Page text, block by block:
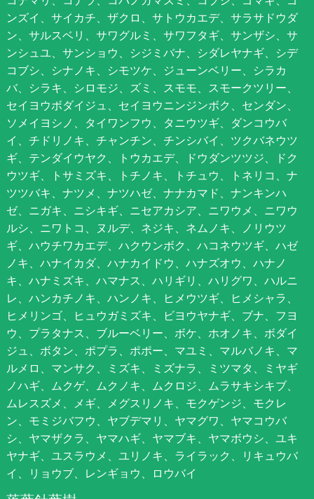
ンズイ、サイカチ、ザクロ、サトウカエデ、サラサドウダ
ン、サルスベリ、サワグルミ、サワフタギ、サンザシ、サ
ンシュユ、サンショウ、シジミバナ、シダレヤナギ、シデ
コブシ、シナノキ、シモツケ、ジューンベリー、シラカ
バ、シラキ、シロモジ、ズミ、スモモ、スモークツリー、
セイヨウボダイジュ、セイヨウニンジンボク、センダン、
ソメイヨシノ、タイワンフウ、タニウツギ、ダンコウバ
イ、チドリノキ、チャンチン、チンシバイ、ツクバネウツ
ギ、テンダイウヤク、トウカエデ、ドウダンツツジ、ドク
ウツギ、トサミズキ、トチノキ、トチュウ、トネリコ、ナ
ツツバキ、ナツメ、ナツハゼ、ナナカマド、ナンキンハ
ゼ、ニガキ、ニシキギ、ニセアカシア、ニワウメ、ニワウ
ルシ、ニワトコ、ヌルデ、ネジキ、ネムノキ、ノリウツ
ギ、ハウチワカエデ、ハクウンボク、ハコネウツギ、ハゼ
ノキ、ハナイカダ、ハナカイドウ、ハナズオウ、ハナノ
キ、ハナミズキ、ハマナス、ハリギリ、ハリグワ、ハルニ
レ、ハンカチノキ、ハンノキ、ヒメウツギ、ヒメシャラ、
ヒメリンゴ、ヒュウガミズキ、ビヨウヤナギ、ブナ、フヨ
ウ、プラタナス、ブルーベリー、ボケ、ホオノキ、ボダイ
ジュ、ボタン、ポプラ、ポポー、マユミ、マルバノキ、マ
ルメロ、マンサク、ミズキ、ミズナラ、ミツマタ、ミヤギ
ノハギ、ムクゲ、ムクノキ、ムクロジ、ムラサキシキブ、
ムレスズメ、メギ、メグスリノキ、モクゲンジ、モクレ
ン、モミジバフウ、ヤブデマリ、ヤマグワ、ヤマコウバ
シ、ヤマザクラ、ヤマハギ、ヤマブキ、ヤマボウシ、ユキ
ヤナギ、ユスラウメ、ユリノキ、ライラック、リキュウバ
イ、リョウブ、レンギョウ、ロウバイ